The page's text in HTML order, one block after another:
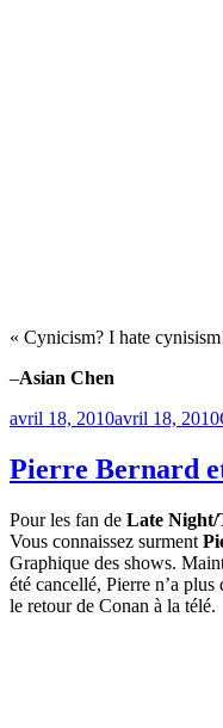
« Cynicism? I hate
–Asian Chen
Publié
avril 18, 2010avril 18, 2010
Pierre Bernard
Pour les fan de Late Night/
Vous connaissez surment
Graphique des shows.
été cancellé, Pierre n’a
le retour de Conan à la télé.